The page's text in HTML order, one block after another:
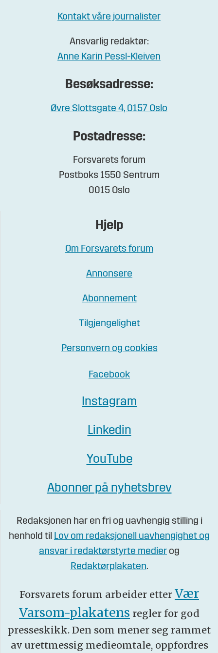
Kontakt våre journalister
Ansvarlig redaktør:
Anne Karin Pessl-Kleiven
Besøksadresse:
Øvre Slottsgate 4, 0157 Oslo
Postadresse:
Forsvarets forum
Postboks 1550 Sentrum
0015 Oslo
Hjelp
Om Forsvarets forum
Annonsere
Abonnement
Tilgjengelighet
Personvern og cookies
Facebook
Instagram
Linkedin
YouTube
Abonner på nyhetsbrev
Redaksjonen har en fri og uavhengig stilling i
henhold til Lov om redaksjonell uavhengighet og
ansvar i redaktørstyrte medier og
Redaktørplakaten.
Forsvarets forum arbeider etter Vær
Varsom-plakatens regler for god
presseskikk. Den som mener seg rammet
av urettmessig medieomtale, oppfordres